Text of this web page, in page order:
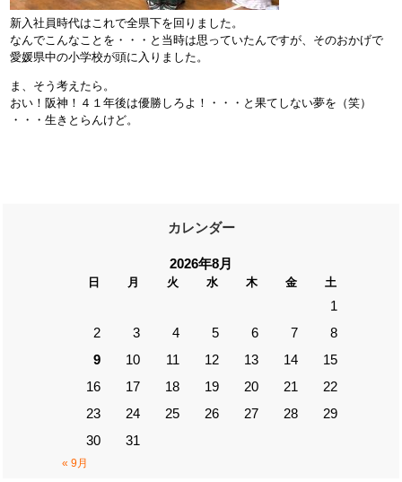
カレンダー
2026年8月
日 月 火 水 木 金 土
1
2
3 4 5 6 7
8
9
10 11 12 13 14
15
16
17 18 19 20 21
22
23
24 25 26 27 28
29
30
31
« 9月
新入社員時代はこれで全県下を回りました。
なんでこんなことを・・・と当時は思っていたんですが、そのおかげで
愛媛県中の小学校が頭に入りました。
ま、そう考えたら。
おい！阪神！４１年後は優勝しろよ！・・・と果てしない夢を（笑）
・・・生きとらんけど。